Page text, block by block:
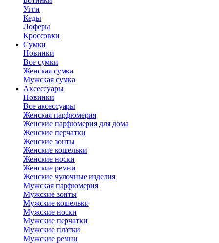
Угги
Кеды
Лоферы
Кроссовки
Сумки
Новинки
Все сумки
Женская сумка
Мужская сумка
Аксессуары
Новинки
Все аксессуары
Женская парфюмерия
Женские парфюмерия для дома
Женские перчатки
Женские зонты
Женские кошельки
Женские носки
Женские ремни
Женские чулочные изделия
Мужская парфюмерия
Мужские зонты
Мужские кошельки
Мужские носки
Мужские перчатки
Мужские платки
Мужские ремни